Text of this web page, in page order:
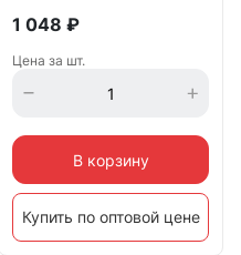
1 048 ₽
Цена за шт.
В корзину
Купить по оптовой цене